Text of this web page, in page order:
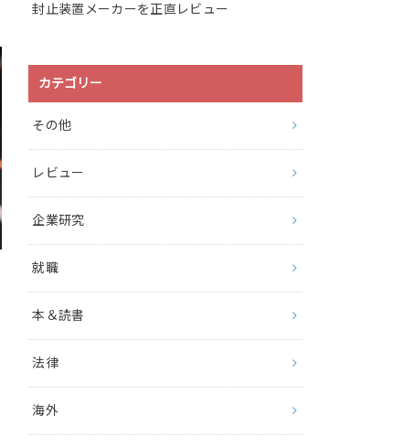
封止装置メーカーを正直レビュー
カテゴリー
その他
レビュー
企業研究
就職
本＆読書
法律
海外